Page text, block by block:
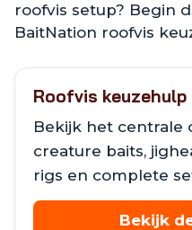
roofvis setup? Begin
BaitNation roofvis
Roofvis keuzehulp
Bekijk het centrale
creature baits,
rigs en complete
Bekijk